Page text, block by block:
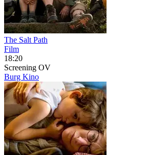
The Salt Path
Film
18:20
Screening OV
Burg Kino